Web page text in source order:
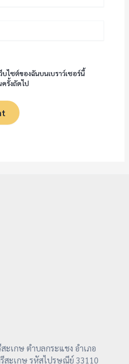
ไซต์ของฉันบนเบราว์เซอร์นี้
ครั้งถัดไป
เกษ ตำบลกระแชง อำเภอ
สะเกษ รหัสไปรษณีย์ 33110